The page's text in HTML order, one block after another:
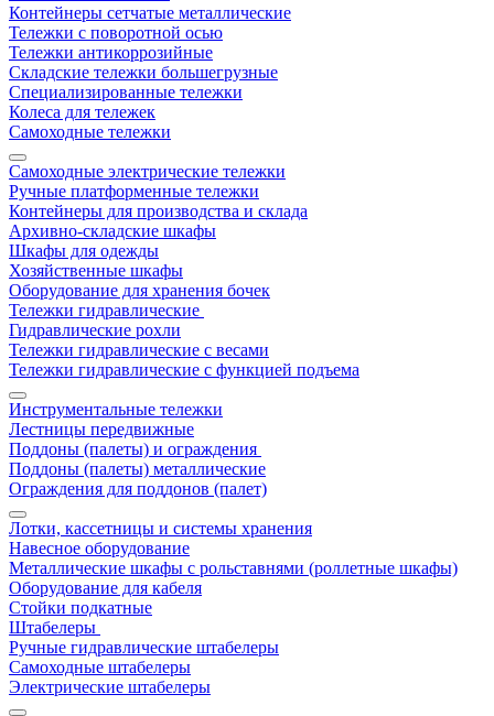
Контейнеры сетчатые металлические
Тележки с поворотной осью
Тележки антикоррозийные
Складские тележки большегрузные
Специализированные тележки
Колеса для тележек
Самоходные тележки
Самоходные электрические тележки
Ручные платформенные тележки
Контейнеры для производства и склада
Архивно-складские шкафы
Шкафы для одежды
Хозяйственные шкафы
Оборудование для хранения бочек
Тележки гидравлические
Гидравлические рохли
Тележки гидравлические с весами
Тележки гидравлические с функцией подъема
Инструментальные тележки
Лестницы передвижные
Поддоны (палеты) и ограждения
Поддоны (палеты) металлические
Ограждения для поддонов (палет)
Лотки, кассетницы и системы хранения
Навесное оборудование
Металлические шкафы с рольставнями (роллетные шкафы)
Оборудование для кабеля
Стойки подкатные
Штабелеры
Ручные гидравлические штабелеры
Самоходные штабелеры
Электрические штабелеры